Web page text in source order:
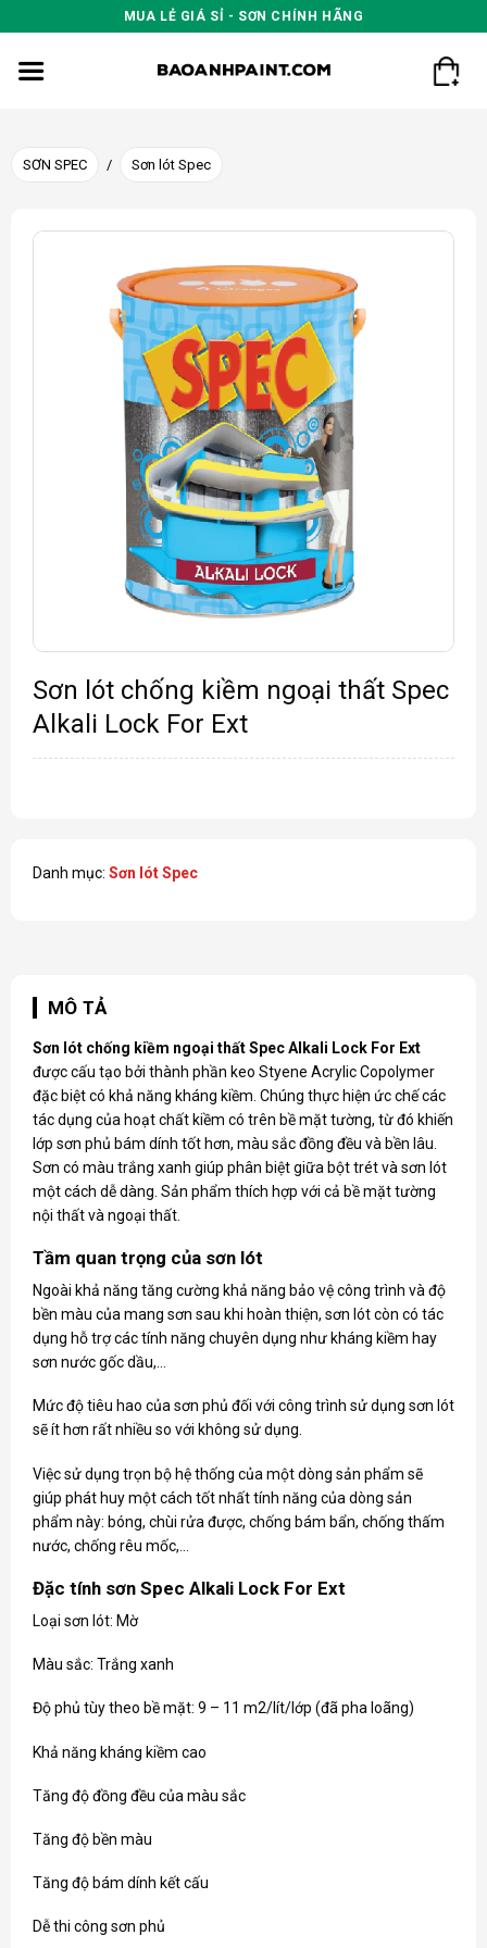
to
content
MUA LẺ GIÁ SỈ - SƠN CHÍNH HÃNG
SƠN SPEC / Sơn lót Spec
Sơn lót chống kiềm ngoại thất Spec
Alkali Lock For Ext
Danh mục: Sơn lót Spec
MÔ TẢ
Sơn lót chống kiềm ngoại thất Spec Alkali Lock For Ext
được cấu tạo bởi thành phần keo Styene Acrylic Copolymer
đặc biệt có khả năng kháng kiềm. Chúng thực hiện ức chế các
tác dụng của hoạt chất kiềm có trên bề mặt tường, từ đó khiến
lớp sơn phủ bám dính tốt hơn, màu sắc đồng đều và bền lâu.
Sơn có màu trắng xanh giúp phân biệt giữa bột trét và sơn lót
một cách dễ dàng. Sản phẩm thích hợp với cả bề mặt tường
nội thất và ngoại thất.
Tầm quan trọng của sơn lót
Ngoài khả năng tăng cường khả năng bảo vệ công trình và độ
bền màu của mang sơn sau khi hoàn thiện, sơn lót còn có tác
dụng hỗ trợ các tính năng chuyên dụng như kháng kiềm hay
sơn nước gốc dầu,…
Mức độ tiêu hao của sơn phủ đối với công trình sử dụng sơn lót
sẽ ít hơn rất nhiều so với không sử dụng.
Việc sử dụng trọn bộ hệ thống của một dòng sản phẩm sẽ
giúp phát huy một cách tốt nhất tính năng của dòng sản
phẩm này: bóng, chùi rửa được, chống bám bẩn, chống thấm
nước, chống rêu mốc,…
Đặc tính sơn Spec Alkali Lock For Ext
Loại sơn lót: Mờ
Màu sắc: Trắng xanh
Độ phủ tùy theo bề mặt: 9 – 11 m2/lít/lớp (đã pha loãng)
Khả năng kháng kiềm cao
Tăng độ đồng đều của màu sắc
Tăng độ bền màu
Tăng độ bám dính kết cấu
Dễ thi công sơn phủ